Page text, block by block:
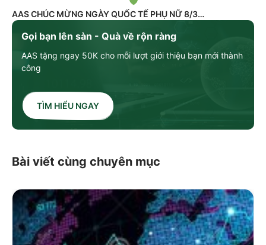
Gọi bạn lên sàn - Quà về rộn ràng
AAS tặng ngay 50K cho mỗi lượt giới thiệu bạn mới thành
công
TÌM HIỂU NGAY
AAS CHÚC MỪNG NGÀY QUỐC TẾ PHỤ NỮ 8/3
Bài viết cùng chuyên mục